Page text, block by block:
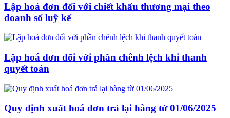
Lập hoá đơn đối với chiết khấu thương mại theo
doanh số luỹ kế
Lập hoá đơn đối với phần chênh lệch khi thanh
quyết toán
Quy định xuất hoá đơn trả lại hàng từ 01/06/2025